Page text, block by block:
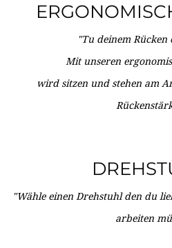
"Tu deinem Rücken
Mit unseren
wird sitzen und stehen am
"Wähle einen Drehstuhl den du
arbeiten